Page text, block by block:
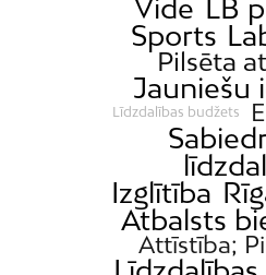
Vide LB
Sports
Pilsēta
Jauniešu
Līdzdalības budžets
Izglītība
Atbalsts
Attīstība;